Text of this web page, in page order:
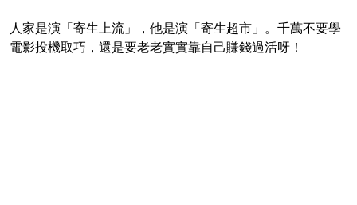
人家是演「寄生上流」，他是演「寄生超市」。千萬不要學
電影投機取巧，還是要老老實實靠自己賺錢過活呀！